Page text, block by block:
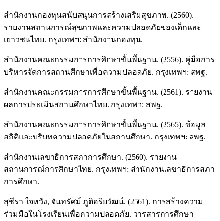
สำนักงานกองทุนสนับสนุนการสร้างเสริมสุขภาพ. (2560).
รายงานสถานการณ์สุขภาพและความปลอดภัยของเด็กและ
เยาวชนไทย. กรุงเทพฯ: สำนักงานกองทุน.
สำนักงานคณะกรรมการการศึกษาขั้นพื้นฐาน. (2556). คู่มือการ
บริหารจัดการสถานศึกษาเพื่อความปลอดภัย. กรุงเทพฯ: สพฐ.
สำนักงานคณะกรรมการการศึกษาขั้นพื้นฐาน. (2561). รายงาน
ผลการประเมินสถานศึกษาไทย. กรุงเทพฯ: สพฐ.
สำนักงานคณะกรรมการการศึกษาขั้นพื้นฐาน. (2565). ข้อมูล
สถิติและบริบทความปลอดภัยในสถานศึกษา. กรุงเทพฯ: สพฐ.
สำนักงานเลขาธิการสภาการศึกษา. (2560). รายงาน
สถานการณ์การศึกษาไทย. กรุงเทพฯ: สำนักงานเลขาธิการสภา
การศึกษา.
สุชีรา ใจหวัง, จันทรัศม์ ภูติอริยวัฒน์. (2561). การสร้างความ
ร่วมมือในโรงเรียนเพื่อความปลอดภัย. วารสารการศึกษา